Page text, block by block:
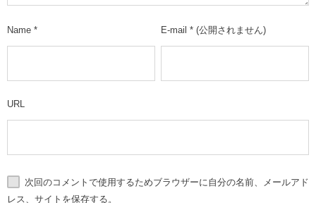
Name * E-mail * (公開されません)
URL
次回のコメントで使用するためブラウザーに自分の名前、メールアド
レス、サイトを保存する。